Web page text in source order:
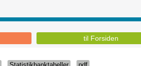
til Forsiden